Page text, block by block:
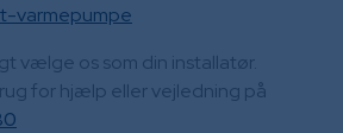
varmepumpe
vælge os som din installatør.
for hjælp eller vejledning på